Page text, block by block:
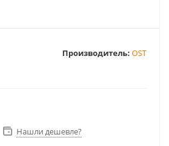
Производитель: OST
Нашли дешевле?